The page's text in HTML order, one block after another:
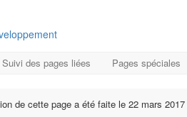
Suivi des pages liées Pages spéciales
de cette page a été faite le 22 mars